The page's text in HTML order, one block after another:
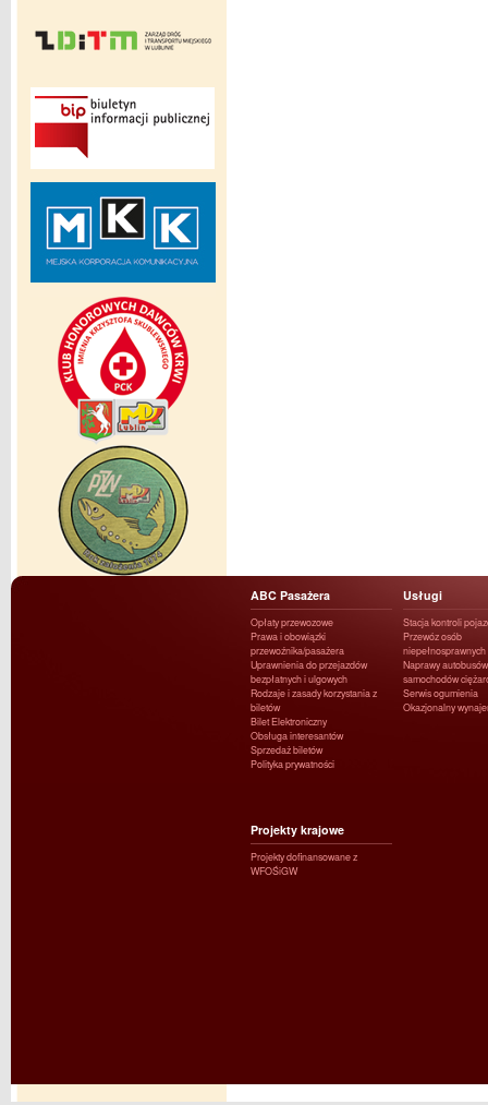
ABC Pasażera
Opłaty przewozowe
Prawa i obowiązki
przewoźnika/pasażera
Uprawnienia do przejazdów
bezpłatnych i ulgowych
Rodzaje i zasady korzystania z
biletów
Bilet Elektroniczny
Obsługa interesantów
Sprzedaż biletów
Polityka prywatności
Usługi
Stacja kontroli
Przewóz osób
niepełnosprawnych
Naprawy
samochodów
Serwis ogumienia
Okazjonalny
Projekty krajowe
Projekty dofinansowane z
WFOŚiGW